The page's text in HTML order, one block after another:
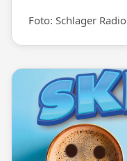
Foto: Schlager Radio